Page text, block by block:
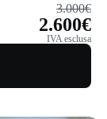
3.000€
2.600€
IVA esclusa